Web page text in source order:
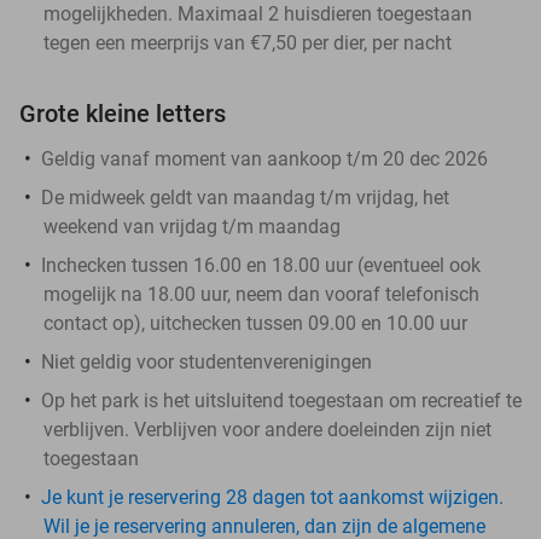
mogelijkheden. Maximaal 2 huisdieren toegestaan
tegen een meerprijs van €7,50 per dier, per nacht
Grote kleine letters
Geldig vanaf moment van aankoop t/m 20 dec 2026
De midweek geldt van maandag t/m vrijdag, het
weekend van vrijdag t/m maandag
Inchecken tussen 16.00 en 18.00 uur (eventueel ook
mogelijk na 18.00 uur, neem dan vooraf telefonisch
contact op), uitchecken tussen 09.00 en 10.00 uur
Niet geldig voor studentenverenigingen
Op het park is het uitsluitend toegestaan om recreatief te
verblijven. Verblijven voor andere doeleinden zijn niet
toegestaan
Je kunt je reservering 28 dagen tot aankomst wijzigen.
Wil je je reservering annuleren, dan zijn de algemene